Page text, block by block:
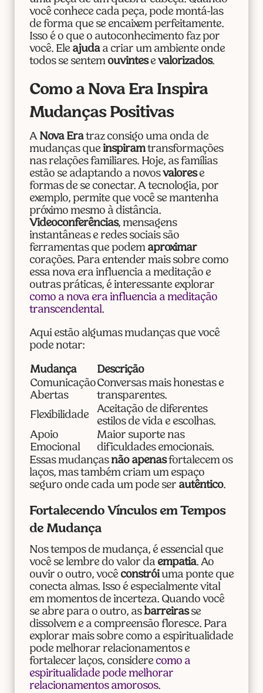
você conhece cada peça, pode montá-las
de forma que se encaixem perfeitamente.
Isso é o que o autoconhecimento faz por
você. Ele ajudaa criar um ambiente onde
todos se sentem ouvintese valorizados.
Como a Nova Era Inspira
Mudanças Positivas
A Nova Eratraz consigo uma onda de
mudanças que inspiramtransformações
nas relações familiares. Hoje, as famílias
estão se adaptando a novosvalorese
formas de se conectar. A tecnologia, por
exemplo, permite que você se mantenha
próximo mesmo à distância.
Videoconferências, mensagens
instantâneas e redes sociais são
ferramentas que podem aproximar
corações. Para entender mais sobre como
essa nova era influencia a meditação e
outras práticas, é interessante explorar
como a nova era influencia a meditação
transcendental.
Aqui estão algumas mudanças que você
pode notar:
Mudança
Descrição
Comunicação
Abertas
Conversas mais honestas e
transparentes.
Flexibilidade
Aceitação de diferentes
estilos de vida e escolhas.
Apoio
Emocional
Maior suporte nas
dificuldades emocionais.
Essas mudanças não apenasfortalecem os
laços, mas também criam um espaço
seguro onde cada um pode ser autêntico.
Fortalecendo Vínculos em Tempos
de Mudança
Nos tempos de mudança, é essencial que
você se lembre do valor da empatia. Ao
ouvir o outro, você constróiuma ponte que
conecta almas. Isso é especialmente vital
em momentos de incerteza. Quando você
se abre para o outro, asbarreirasse
dissolvem e a compreensão floresce. Para
explorar mais sobre como a espiritualidade
pode melhorar relacionamentos e
fortalecer laços, considere como a
espiritualidade pode melhorar
relacionamentos amorosos.